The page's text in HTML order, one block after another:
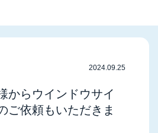
2024.09.25
からウインドウサイ
ご依頼もいただきま